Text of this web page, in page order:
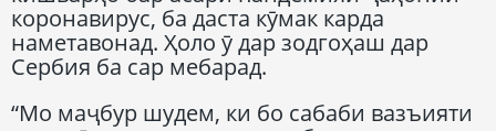
коронавирус, ба даста кӯмак карда
наметавонад. Ҳоло ӯ дар зодгоҳаш дар
Сербия ба сар мебарад.
“Мо маҷбур шудем, ки бо сабаби вазъияти